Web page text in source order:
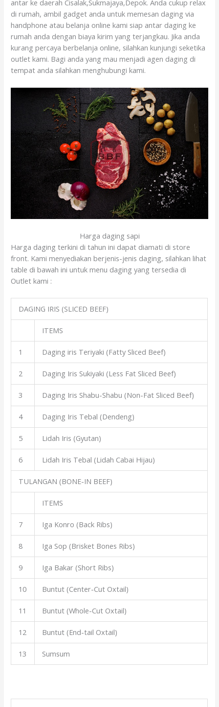
antar ke daerah Cisalak,Sukmajaya,Depok. Anda cukup relax
di rumah, ambil gadget anda untuk memesan daging via
handphone atau belanja online kami siap antar daging ke
rumah anda dengan biaya kirim yang terjangkau. Jika anda
kurang percaya berbelanja online, silahkan kunjungi seketika
outlet kami. Bagi anda yang mau menjadi agen daging di
tempat anda silahkan menghubungi kami.
Harga daging sapi
Harga daging terkini di tahun ini dapat diamati di store
front. Kami menyediakan berjenis-jenis daging, silahkan lihat
table di bawah ini untuk menu daging yang tersedia di
Outlet kami :
DAGING IRIS (SLICED BEEF)
ITEMS
1 Daging iris Teriyaki (Fatty Sliced Beef)
2 Daging Iris Sukiyaki (Less Fat Sliced Beef)
3 Daging Iris Shabu-Shabu (Non-Fat Sliced Beef)
4 Daging Iris Tebal (Dendeng)
5 Lidah Iris (Gyutan)
6 Lidah Iris Tebal (Lidah Cabai Hijau)
TULANGAN (BONE-IN BEEF)
ITEMS
7 Iga Konro (Back Ribs)
8 Iga Sop (Brisket Bones Ribs)
9 Iga Bakar (Short Ribs)
10 Buntut (Center-Cut Oxtail)
11 Buntut (Whole-Cut Oxtail)
12 Buntut (End-tail Oxtail)
13 Sumsum